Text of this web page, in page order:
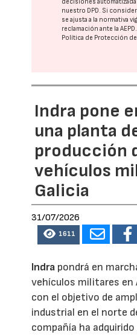
nuestro DPD . Si
se ajusta a la normativa
reclamación ante laAEPD
Política de Protección
Indra pone
una planta
producción
vehículos
Galicia
31/07/2026
1611
Indra pondrá en
vehículos militares en
con el objetivo de
industrial en el norte
compañía ha